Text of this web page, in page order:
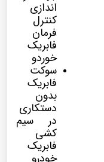
اندازی
کنترل
فرمان
فابریک
خوردو
سوکت
فابریک
بدون
دستکاری
در سیم
کشی
فابریک
خودرو